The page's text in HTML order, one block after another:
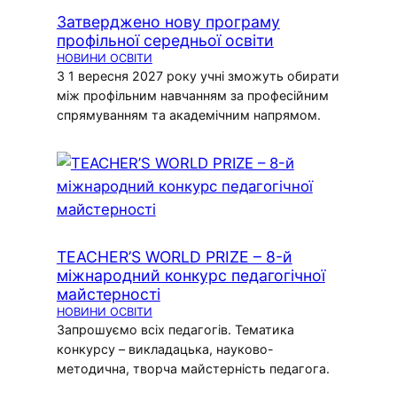
Затверджено нову програму
профільної середньої освіти
НОВИНИ ОСВІТИ
З 1 вересня 2027 року учні зможуть обирати
між профільним навчанням за професійним
спрямуванням та академічним напрямом.
TEACHER’S WORLD PRIZE – 8-й
міжнародний конкурс педагогічної
майстерності
НОВИНИ ОСВІТИ
Запрошуємо всіх педагогів. Тематика
конкурсу – викладацька, науково-
методична, творча майстерність педагога.